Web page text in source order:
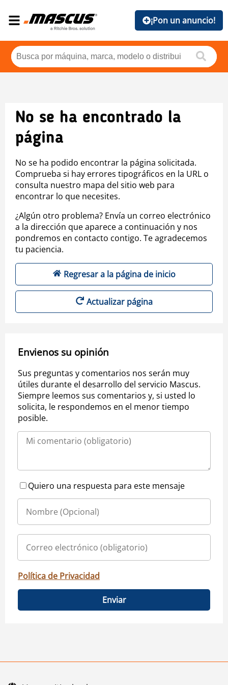
¡Pon un anuncio!
No se ha encontrado la
página
No se ha podido encontrar la página solicitada.
Comprueba si hay errores tipográficos en la URL o
consulta nuestro mapa del sitio web para
encontrar lo que necesites.
¿Algún otro problema? Envía un correo electrónico
a la dirección que aparece a continuación y nos
pondremos en contacto contigo. Te agradecemos
tu paciencia.
Regresar a la página de inicio
Actualizar página
Envienos su opinión
Sus preguntas y comentarios nos serán muy
útiles durante el desarrollo del servicio Mascus.
Siempre leemos sus comentarios y, si usted lo
solicita, le respondemos en el menor tiempo
posible.
Quiero una respuesta para este mensaje
Política de Privacidad
Enviar